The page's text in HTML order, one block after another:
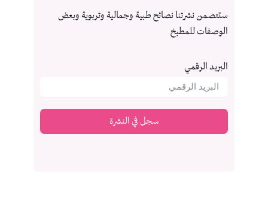
ستتصمن نشرتنا نصائح طبية وجمالية وتربوية وبعض
الوصفات للمطبخ
البريد الرقمي
سجل في النشرة